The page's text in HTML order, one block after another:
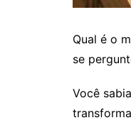
Qual é o
se
Você